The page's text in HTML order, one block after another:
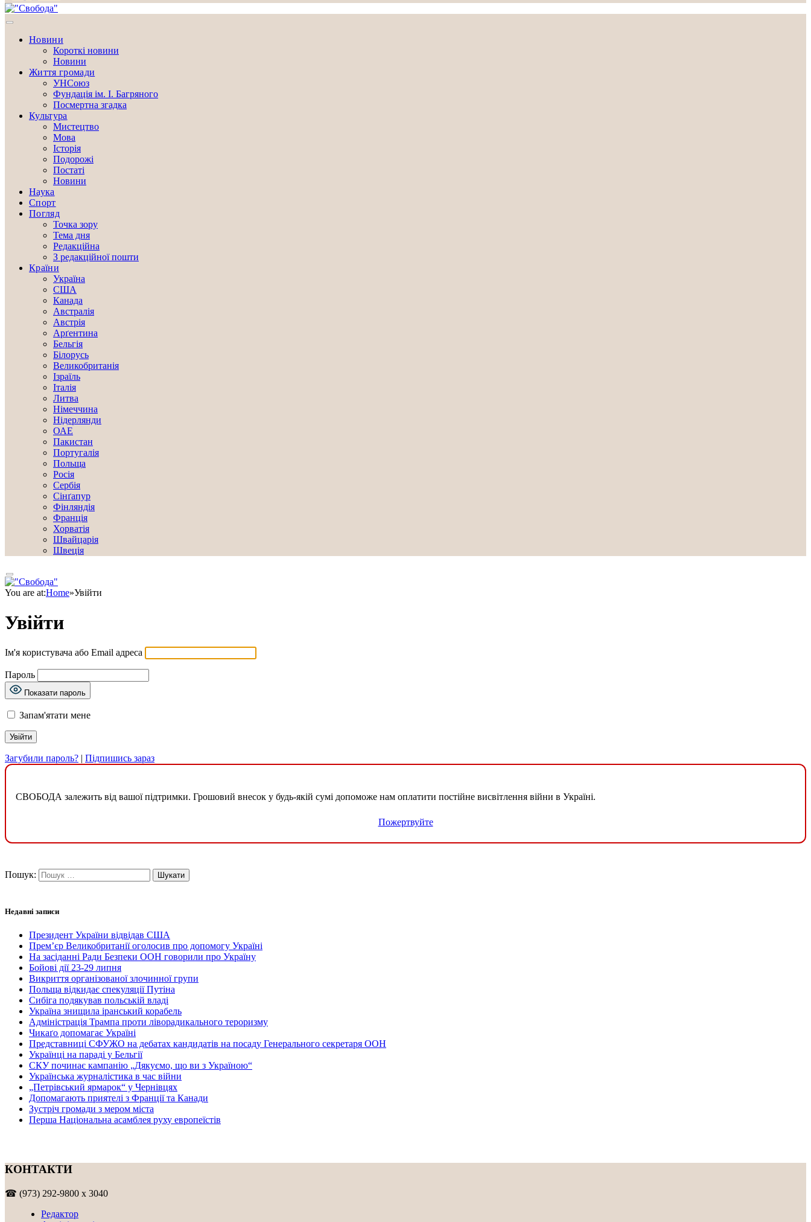
Новини
Короткі новини
Новини
Життя громади
УНСоюз
Фундація ім. І. Багряного
Посмертна згадка
Культура
Мистецтво
Мова
Історія
Подорожі
Постаті
Новини
Наука
Спорт
Погляд
Точка зору
Тема дня
Редакційна
З редакційної пошти
Країни
Україна
США
Канада
Австралія
Австрія
Арґентина
Бельгія
Білорусь
Великобританія
Ізраїль
Італія
Литва
Німеччина
Нідерлянди
ОАЕ
Пакистан
Португалія
Польща
Росія
Сербія
Сінґапур
Фінляндія
Франція
Хорватія
Швайцарія
Швеція
You are at:Home»Увійти
Увійти
Ім'я користувача або Email адреса
Пароль
Показати пароль
Запам'ятати мене
Загубили пароль? | Підпишись зараз
СВОБОДА залежить від вашої підтримки. Грошовий внесок у будь-якій сумі допоможе нам оплатити постійне висвітлення війни в Україні.
Пожертвуйте
Пошук:
Недавні записи
Президент України відвідав США
Прем’єр Великобританії оголосив про допомогу Україні
На засіданні Ради Безпеки ООН говорили про Україну
Бойові дії 23-29 липня
Викриття організованої злочинної групи
Польща відкидає спекуляції Путіна
Сибіга подякував польській владі
Україна знищила іранський корабель
Адміністрація Трампа проти ліворадикального тероризму
Чикаґо допомагає Україні
Представниці СФУЖО на дебатах кандидатів на посаду Генерального секретаря ООН
Українці на параді у Бельгії
СКУ починає кампанію „Дякуємо, що ви з Україною“
Українська журналістика в час війни
„Петрівський ярмарок“ у Чернівцях
Допомагають приятелі з Франції та Канади
Зустріч громади з мером міста
Перша Національна асамблея руху европеїстів
КОНТАКТИ
☎ (973) 292-9800 x 3040
Редактор